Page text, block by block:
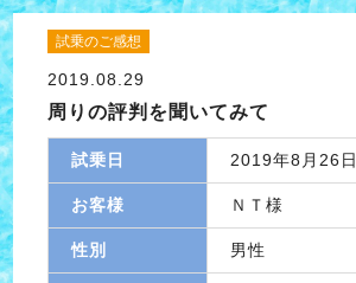
試乗のご感想
2019.08.29
周りの評判を聞いてみて
試乗日 2019年8月26日
お客様 ＮＴ様
性別 男性